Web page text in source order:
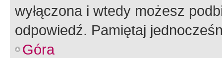
wyłączona i wtedy możesz
odpowiedź. Pamiętaj
Góra